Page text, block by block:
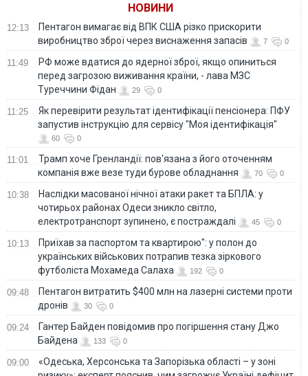
НОВИНИ
12:13
Пентагон вимагає від ВПК США різко прискорити
виробництво зброї через виснаження запасів
7 0
11:49
РФ може вдатися до ядерної зброї, якщо опиниться
перед загрозою виживання країни, - лава МЗС
Туреччини Фідан
29 0
11:25
Як перевірити результат ідентифікації пенсіонера: ПФУ
запустив інструкцію для сервісу "Моя ідентифікація"
60 0
11:01
Трамп хоче Гренландії: пов'язана з його оточенням
компанія вже везе туди бурове обладнання
70 0
10:38
Наслідки масованої нічної атаки ракет та БПЛА: у
чотирьох районах Одеси зникло світло,
електротранспорт зупинено, є постраждалі
45 0
10:13
Приїхав за паспортом та квартирою": у полон до
українських військових потрапив тезка зіркового
футболіста Мохамеда Салаха
192 0
09:48
Пентагон витратить $400 млн на лазерні системи проти
дронів
30 0
09:24
Гантер Байден повідомив про погіршення стану Джо
Байдена
133 0
09:00
«Одеська, Херсонська та Запорізька області – у зоні